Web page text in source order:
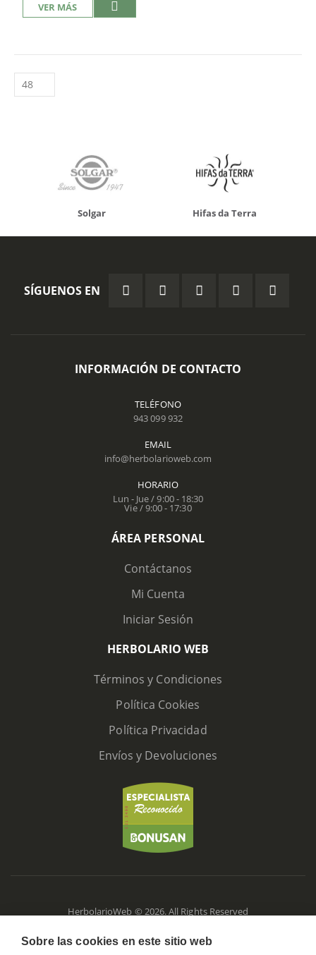
VER MÁS
Solgar Hifas da Terra
SÍGUENOS EN
INFORMACIÓN DE CONTACTO
TELÉFONO
943 099 932
EMAIL
info@herbolarioweb.com
HORARIO
Lun - Jue / 9:00 - 18:30
Vie / 9:00 - 17:30
ÁREA PERSONAL
Contáctanos
Mi Cuenta
Iniciar Sesión
HERBOLARIO WEB
Términos y Condiciones
Política Cookies
Política Privacidad
Envíos y Devoluciones
HerbolarioWeb © 2026. All Rights Reserved
Sobre las cookies en este sitio web